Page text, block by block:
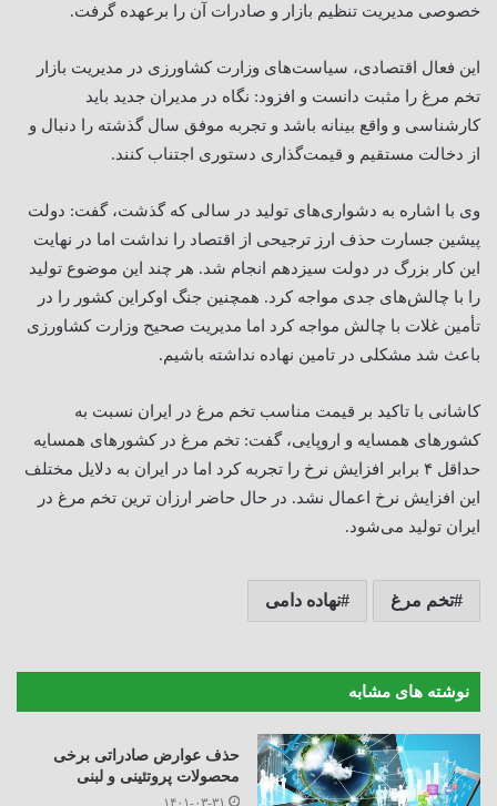
خصوصی مدیریت تنظیم بازار و صادرات آن را برعهده گرفت.
این فعال اقتصادی، سیاست‌های وزارت کشاورزی در مدیریت بازار
تخم مرغ را مثبت دانست و افزود: نگاه در مدیران جدید باید
کارشناسی و واقع بینانه باشد و تجربه موفق سال گذشته را دنبال و
از دخالت مستقیم و قیمت‌گذاری دستوری اجتناب کنند.
وی با اشاره به دشواری‌های تولید در سالی که گذشت، گفت: دولت
پیشین جسارت حذف ارز ترجیحی از اقتصاد را نداشت اما در نهایت
این کار بزرگ در دولت سیزدهم انجام شد. هر چند این موضوع تولید
را با چالش‌های جدی مواجه کرد. همچنین جنگ اوکراین کشور را در
تأمین غلات با چالش مواجه کرد اما مدیریت صحیح وزارت کشاورزی
باعث شد مشکلی در تامین نهاده نداشته باشیم.
کاشانی با تاکید بر قیمت مناسب تخم مرغ در ایران نسبت به
کشورهای همسایه و اروپایی، گفت: تخم مرغ در کشورهای همسایه
حداقل ۴ برابر افزایش نرخ را تجربه کرد اما در ایران به دلایل مختلف
این افزایش نرخ اعمال نشد. در حال حاضر ارزان ترین تخم مرغ در
ایران تولید می‌شود.
تخم مرغ نهاده دامی
نوشته های مشابه
حذف عوارض صادراتی برخی
محصولات پروتئینی و لبنی
۱۴۰۱-۰۳-۳۱